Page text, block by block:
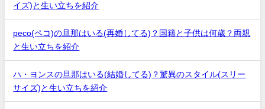
イズ)と生い立ちを紹介
peco(ペコ)の旦那はいる(再婚してる)？国籍と子供は何歳？両親
と生い立ちを紹介
ハ・ヨンスの旦那はいる(結婚してる)？驚異のスタイル(スリー
サイズ)と生い立ちを紹介